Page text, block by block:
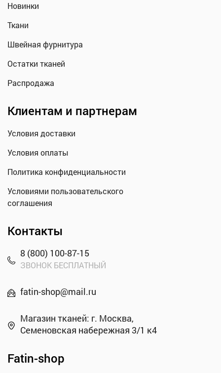
Новинки
Ткани
Швейная фурнитура
Остатки тканей
Распродажа
Клиентам и партнерам
Условия доставки
Условия оплаты
Политика конфиденциальности
Условиями пользовательского
соглашения
Контакты
8 (800) 100-87-15
ЗВОНОК БЕСПЛАТНЫЙ
fatin-shop@mail.ru
Магазин тканей: г. Москва,
Семеновская набережная 3/1 к4
Fatin-shop